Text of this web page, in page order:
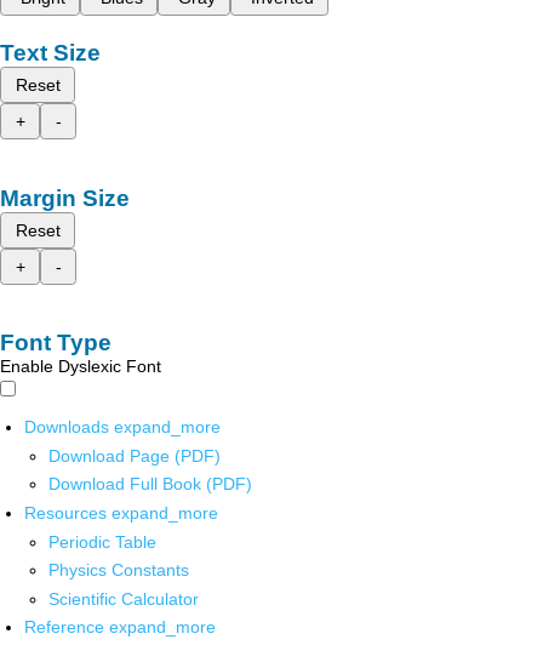
Text Size
Reset
+
-
Margin Size
Reset
+
-
Font Type
Enable Dyslexic Font
Downloads expand_more
Download Page (PDF)
Download Full Book (PDF)
Resources expand_more
Periodic Table
Physics Constants
Scientific Calculator
Reference expand_more